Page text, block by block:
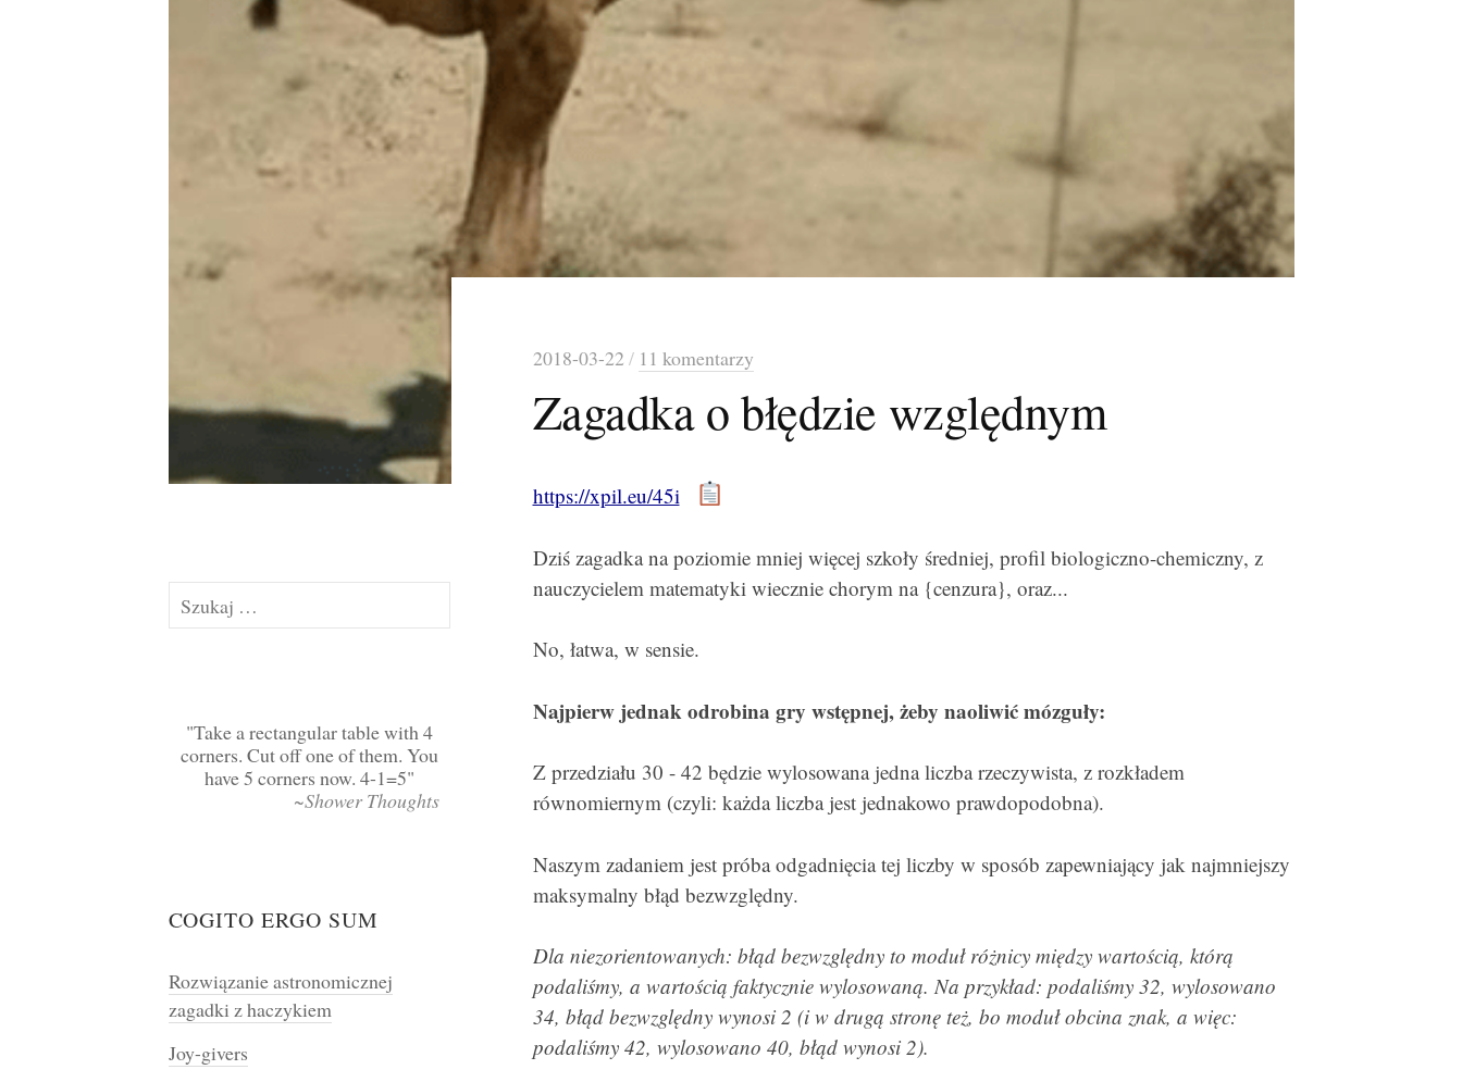
2018-03-22 / 11 komentarzy
Zagadka o błędzie względnym
https://xpil.eu/45i
Dziś zagadka na poziomie mniej więcej szkoły średniej, profil biologiczno-chemiczny, z
nauczycielem matematyki wiecznie chorym na {cenzura}, oraz...
No, łatwa, w sensie.
Najpierw jednak odrobina gry wstępnej, żeby naoliwić mózguły:
Z przedziału 30 - 42 będzie wylosowana jedna liczba rzeczywista, z rozkładem
równomiernym (czyli: każda liczba jest jednakowo prawdopodobna).
Naszym zadaniem jest próba odgadnięcia tej liczby w sposób zapewniający jak najmniejszy
maksymalny błąd bezwzględny.
Dla niezorientowanych: błąd bezwzględny to moduł różnicy między wartością, którą
podaliśmy, a wartością faktycznie wylosowaną. Na przykład: podaliśmy 32, wylosowano
34, błąd bezwzględny wynosi 2 (i w drugą stronę też, bo moduł obcina znak, a więc:
podaliśmy 42, wylosowano 40, błąd wynosi 2).
Szukaj:
Take a rectangular table with 4
corners. Cut off one of them. You
have 5 corners now. 4-1=5
~Shower Thoughts
COGITO ERGO SUM
Rozwiązanie astronomicznej
zagadki z haczykiem
Joy-givers